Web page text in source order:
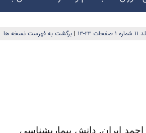
۲۳-۱۳ |برگشت به فهرست نسخه ها